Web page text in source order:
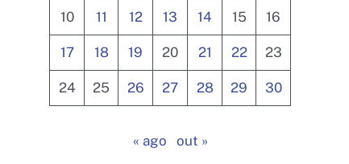
10 11 12 13 14 15 16
17 18 19 20 21 22 23
24 25 26 27 28 29 30
« ago out »